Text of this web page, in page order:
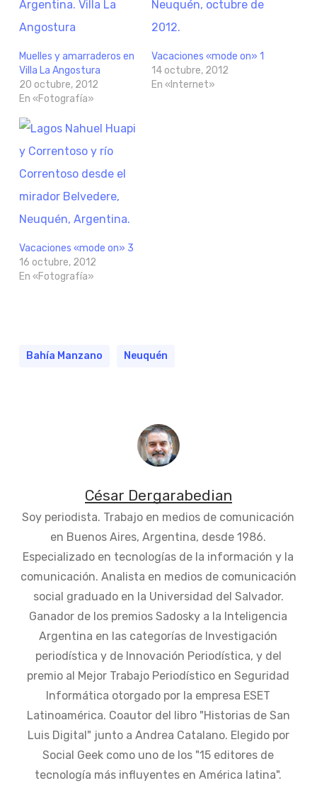
Muelles y amarraderos en
Villa La Angostura
20 octubre, 2012
En «Fotografía»
Vacaciones «mode on» 1
14 octubre, 2012
En «Internet»
Vacaciones «mode on» 3
16 octubre, 2012
En «Fotografía»
Bahía Manzano Neuquén
César Dergarabedian
Soy periodista. Trabajo en medios de comunicación
en Buenos Aires, Argentina, desde 1986.
Especializado en tecnologías de la información y la
comunicación. Analista en medios de comunicación
social graduado en la Universidad del Salvador.
Ganador de los premios Sadosky a la Inteligencia
Argentina en las categorías de Investigación
periodística y de Innovación Periodística, y del
premio al Mejor Trabajo Periodístico en Seguridad
Informática otorgado por la empresa ESET
Latinoamérica. Coautor del libro "Historias de San
Luis Digital" junto a Andrea Catalano. Elegido por
Social Geek como uno de los "15 editores de
tecnología más influyentes en América latina".